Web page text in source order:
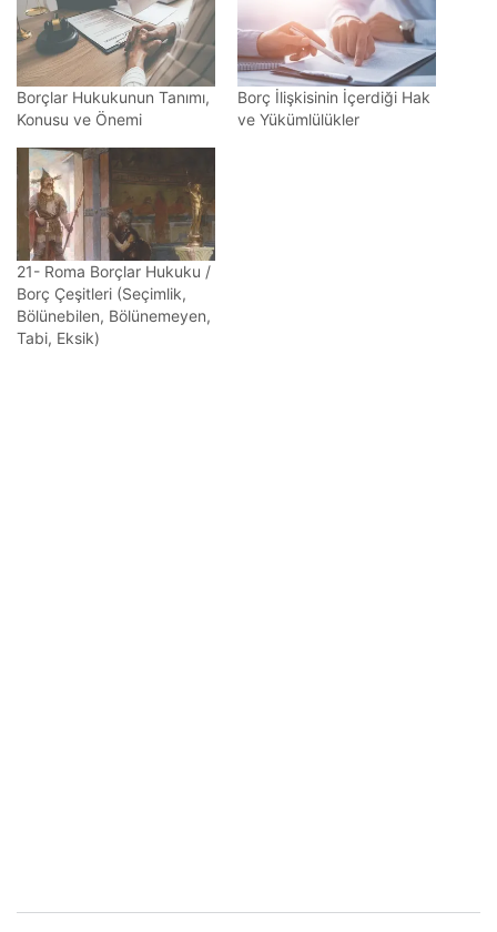
Borçlar Hukukunun Tanımı,
Konusu ve Önemi
Borç İlişkisinin İçerdiği Hak
ve Yükümlülükler
21- Roma Borçlar Hukuku /
Borç Çeşitleri (Seçimlik,
Bölünebilen, Bölünemeyen,
Tabi, Eksik)